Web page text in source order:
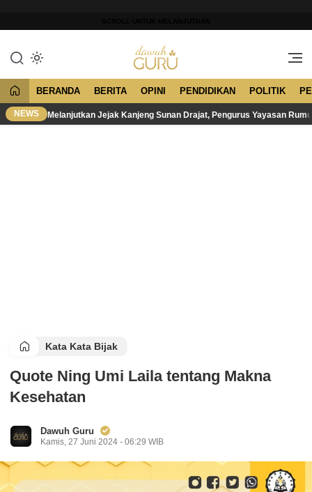
konten
Dawuh Guru
Merawat Tradisi, Membangun
BERANDA BERITA OPINI PENDIDIKAN POLITIK
NEWS Melanjutkan Jejak Kanjeng Sunan Drajat, Pengurus Yayasan
Kata Kata Bijak
Quote Ning Umi Laila tentang Makna
Kesehatan
Dawuh Guru
Kamis, 27 Juni 2024 - 06:29 WIB